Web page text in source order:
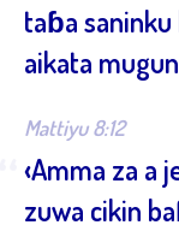
taɓa saninku
aikata
Mattiyu 8:12
‹Amma za a
zuwa cikin